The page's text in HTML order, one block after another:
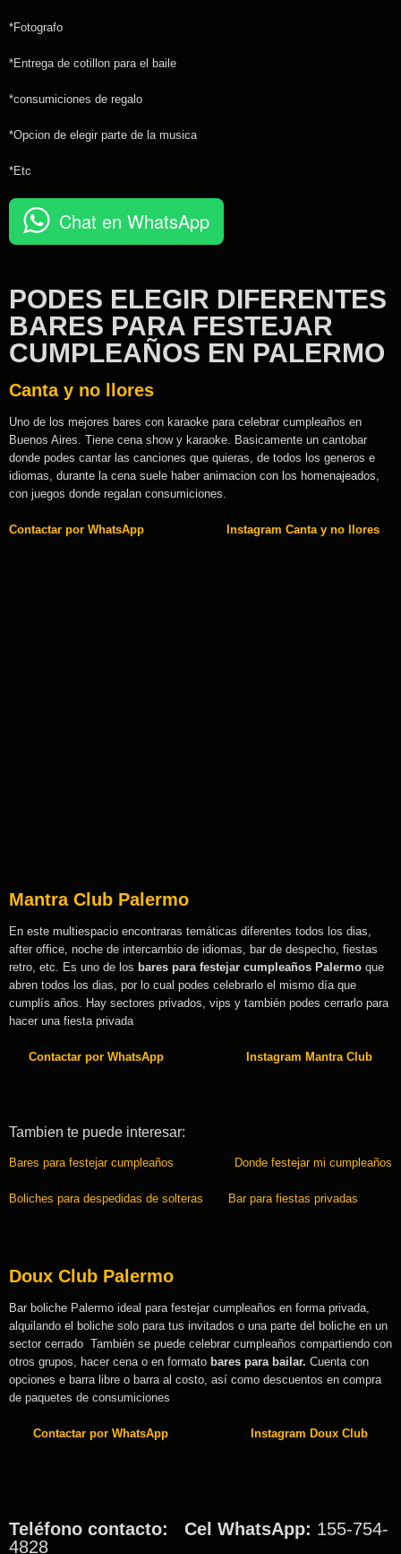
*Fotografo
*Entrega de cotillon para el baile
*consumiciones de regalo
*Opcion de elegir parte de la musica
*Etc
Chat en WhatsApp
PODES ELEGIR DIFERENTES
BARES PARA FESTEJAR
CUMPLEAÑOS EN PALERMO
Canta y no llores
Uno de los mejores bares con karaoke para celebrar cumpleaños en
Buenos Aires. Tiene cena show y karaoke. Basicamente un cantobar
donde podes cantar las canciones que quieras, de todos los generos e
idiomas, durante la cena suele haber animacion con los homenajeados,
con juegos donde regalan consumiciones.
Contactar por WhatsApp Instagram Canta y no llores
Mantra Club Palermo
En este multiespacio encontraras temáticas diferentes todos los dias,
after office, noche de intercambio de idiomas, bar de despecho, fiestas
retro, etc. Es uno de los bares para festejar cumpleaños Palermo que
abren todos los dias, por lo cual podes celebrarlo el mismo día que
cumplís años. Hay sectores privados, vips y también podes cerrarlo para
hacer una fiesta privada
Contactar por WhatsApp Instagram Mantra Club
Tambien te puede interesar:
Bares para festejar cumpleaños Donde festejar mi cumpleaños
Boliches para despedidas de solteras Bar para fiestas privadas
Doux Club Palermo
Bar boliche Palermo ideal para festejar cumpleaños en forma privada,
alquilando el boliche solo para tus invitados o una parte del boliche en un
sector cerrado También se puede celebrar cumpleaños compartiendo con
otros grupos, hacer cena o en formato bares para bailar. Cuenta con
opciones e barra libre o barra al costo, así como descuentos en compra
de paquetes de consumiciones
Contactar por WhatsApp Instagram Doux Club
Teléfono contacto: Cel WhatsApp: 155-754-
4828